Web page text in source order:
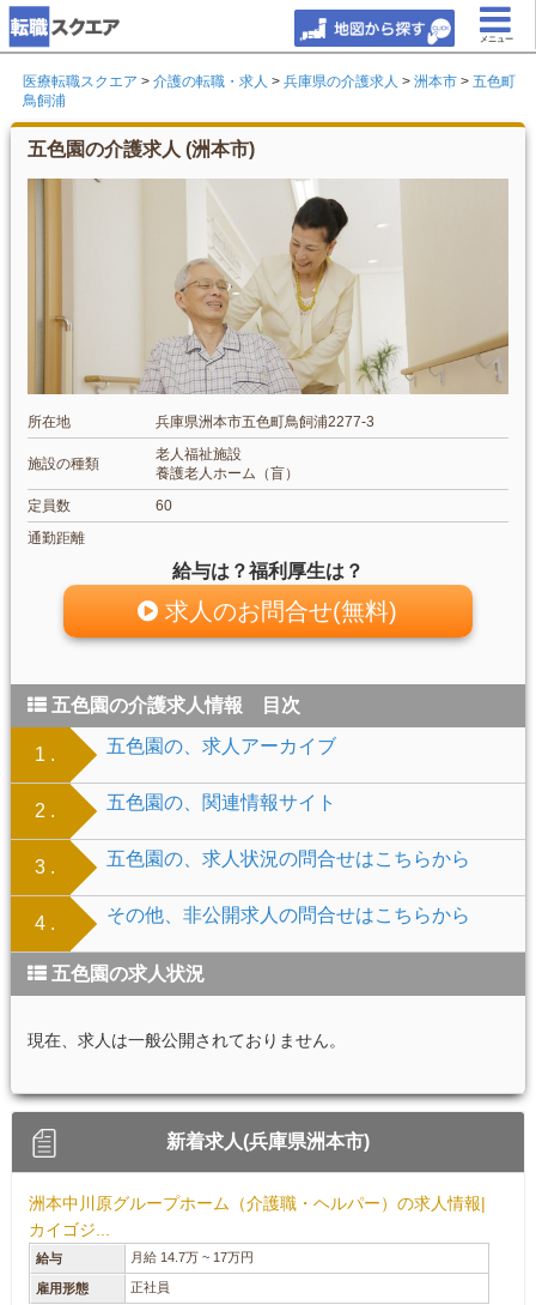
メニュー
医療転職スクエア > 介護の転職・求人 > 兵庫県の介護求人 > 洲本市 > 五色町
鳥飼浦
五色園の介護求人 (洲本市)
所在地 兵庫県洲本市五色町鳥飼浦2277-3
施設の種類
老人福祉施設
養護老人ホーム（盲）
定員数
60
通勤距離
給与は？福利厚生は？
求人のお問合せ(無料)
五色園の介護求人情報 目次
1 . 五色園の、求人アーカイブ
2 . 五色園の、関連情報サイト
3 . 五色園の、求人状況の問合せはこちらから
4 . その他、非公開求人の問合せはこちらから
五色園の求人状況
現在、求人は一般公開されておりません。
新着求人(兵庫県洲本市)
洲本中川原グループホーム（介護職・ヘルパー）の求人情報|
カイゴジ...
給与 月給 14.7万 ~ 17万円
雇用形態 正社員